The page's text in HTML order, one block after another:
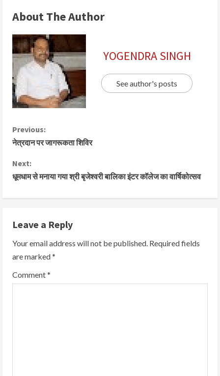
About The Author
YOGENDRA SINGH
See author's posts
Previous:
नेत्रदान पर जागरूकता शिविर
Next:
धूमधाम से मनाया गया श्री बृजेश्वरी बालिका इंटर कॉलेज का वार्षिकोत्सव
Leave a Reply
Your email address will not be published. Required fields
are marked*
Comment*